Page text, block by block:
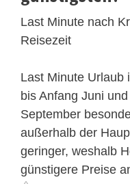
Last Minute nach
Reisezeit
Last Minute Urlaub
bis Anfang Juni
September
außerhalb der
geringer, weshalb
günstigere Preise